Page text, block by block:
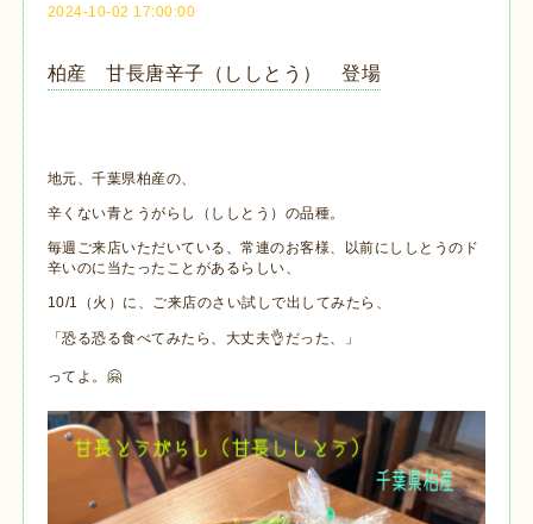
2024-10-02 17:00:00
柏産 甘長唐辛子（ししとう） 登場
地元、千葉県柏産の、
辛くない青とうがらし（ししとう）の品種。
毎週ご来店いただいている、常連のお客様、以前にししとうのド
辛いのに当たったことがあるらしい、
10/1（火）に、ご来店のさい試しで出してみたら、
「恐る恐る食べてみたら、大丈夫👌だった、」
ってよ。🤗